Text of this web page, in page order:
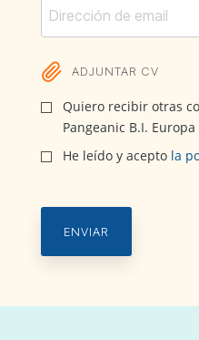
ADJUNTAR CV
Quiero recibir otras
Pangeanic B.I. Europa
He leído y acepto la